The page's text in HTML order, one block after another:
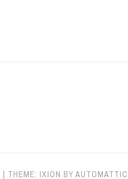
THEME: IXION BY AUTOMATTIC